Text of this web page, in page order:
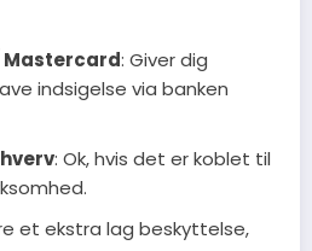
Mastercard: Giver dig
indsigelse via banken
: Ok, hvis det er koblet til
et ekstra lag beskyttelse,